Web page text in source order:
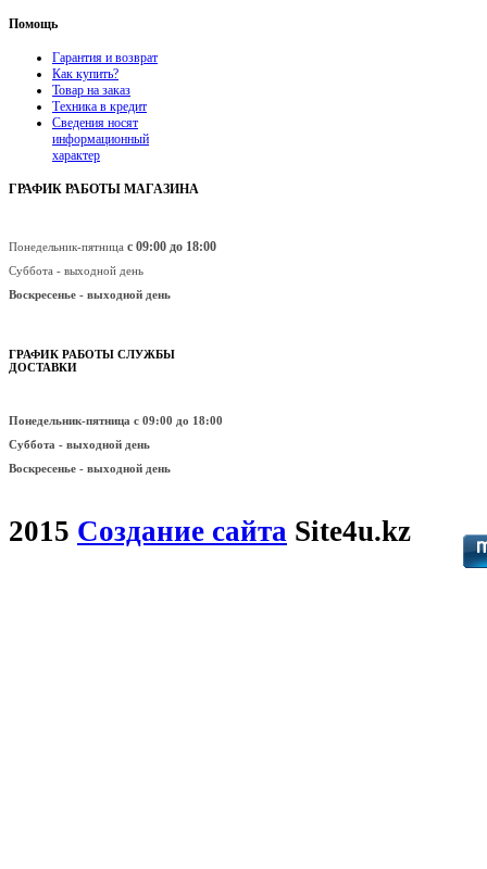
Помощь
Гарантия и возврат
Как купить?
Товар на заказ
Техника в кредит
Сведения носят
информационный
характер
ГРАФИК РАБОТЫ МАГАЗИНА
Понедельник-пятница с 09:00 до 18:00
Суббота - выходной день
Воскресенье - выходной день
ГРАФИК РАБОТЫ СЛУЖБЫ
ДОСТАВКИ
Понедельник-пятница с 09:00 до 18:00
Суббота - выходной день
Воскресенье - выходной день
2015 Создание сайта Site4u.kz